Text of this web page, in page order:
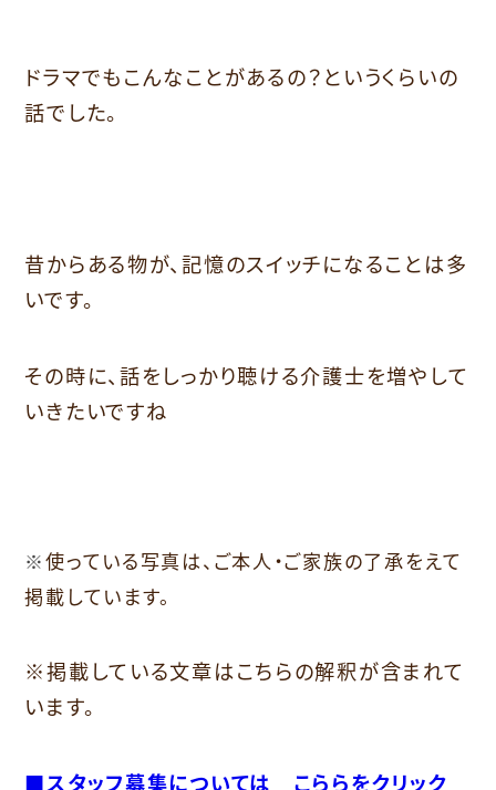
ドラマでもこんなことがあるの？というくらいの
話でした。
昔からある物が、記憶のスイッチになることは多
いです。
その時に、話をしっかり聴ける介護士を増やして
いきたいですね
※使っている写真は、ご本人・ご家族の了承をえて
掲載しています。
※掲載している文章はこちらの解釈が含まれて
います。
■スタッフ募集については こららをクリック